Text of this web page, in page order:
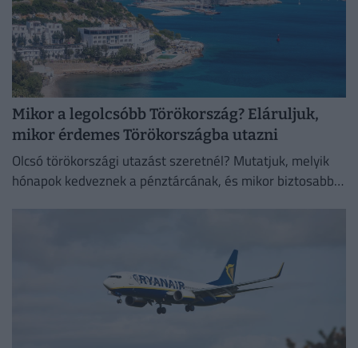
Mikor a legolcsóbb Törökország? Eláruljuk,
mikor érdemes Törökországba utazni
Olcsó törökországi utazást szeretnél? Mutatjuk, melyik
hónapok kedveznek a pénztárcának, és mikor biztosabb a